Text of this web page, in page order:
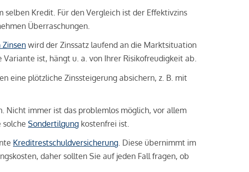
selben Kredit. Für den Vergleich ist der Effektivzins
Überraschungen.
wird der Zinssatz laufend an die Marktsituation
ist, hängt u. a. von Ihrer Risikofreudigkeit ab.
eine plötzliche Zinssteigerung absichern, z. B. mit
Nicht immer ist das problemlos möglich, vor allem
solche Sondertilgung kostenfrei ist.
Kreditrestschuldversicherung . Diese übernimmt im
daher sollten Sie auf jeden Fall fragen, ob